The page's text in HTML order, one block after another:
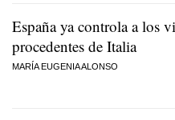
España ya controla a los
procedentes de Italia
MARÍA EUGENIA ALONSO